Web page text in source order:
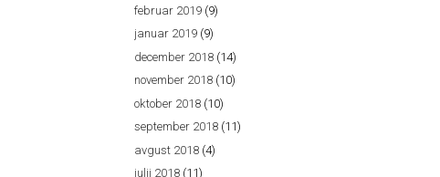
februar 2019 (9)
januar 2019 (9)
december 2018 (14)
november 2018 (10)
oktober 2018 (10)
september 2018 (11)
avgust 2018 (4)
julij 2018 (11)